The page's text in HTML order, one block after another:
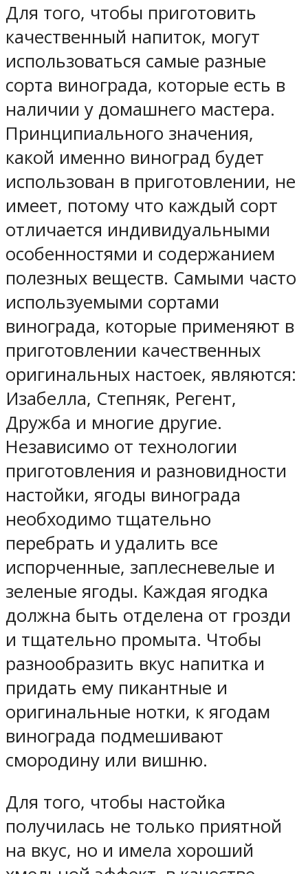
Для того, чтобы приготовить
качественный напиток, могут
использоваться самые разные
сорта винограда, которые есть в
наличии у домашнего мастера.
Принципиального значения,
какой именно виноград будет
использован в приготовлении, не
имеет, потому что каждый сорт
отличается индивидуальными
особенностями и содержанием
полезных веществ. Самыми часто
используемыми сортами
винограда, которые применяют в
приготовлении качественных
оригинальных настоек, являются:
Изабелла, Степняк, Регент,
Дружба и многие другие.
Независимо от технологии
приготовления и разновидности
настойки, ягоды винограда
необходимо тщательно
перебрать и удалить все
испорченные, заплесневелые и
зеленые ягоды. Каждая ягодка
должна быть отделена от грозди
и тщательно промыта. Чтобы
разнообразить вкус напитка и
придать ему пикантные и
оригинальные нотки, к ягодам
винограда подмешивают
смородину или вишню.
Для того, чтобы настойка
получилась не только приятной
на вкус, но и имела хороший